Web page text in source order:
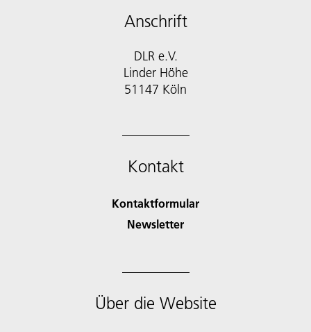
Anschrift
DLR e.V.
Linder Höhe
51147 Köln
Kontakt
Kontaktformular
Newsletter
Über die Website